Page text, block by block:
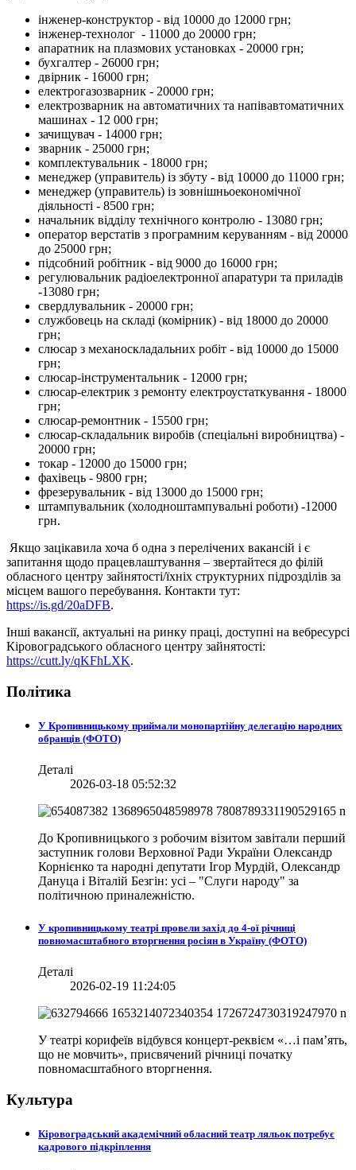
інженер-конструктор - від 10000 до 12000 грн;
інженер-технолог - 11000 до 20000 грн;
апаратник на плазмових установках - 20000 грн;
бухгалтер - 26000 грн;
двірник - 16000 грн;
електрогазозварник - 20000 грн;
електрозварник на автоматичних та напівавтоматичних
машинах - 12 000 грн;
зачищувач - 14000 грн;
зварник - 25000 грн;
комплектувальник - 18000 грн;
менеджер (управитель) із збуту - від 10000 до 11000 грн;
менеджер (управитель) із зовнішньоекономічної
діяльності - 8500 грн;
начальник відділу технічного контролю - 13080 грн;
оператор верстатів з програмним керуванням - від 20000
до 25000 грн;
підсобний робітник - від 9000 до 16000 грн;
регулювальник радіоелектронної апаратури та приладів
-13080 грн;
свердлувальник - 20000 грн;
службовець на складі (комірник) - від 18000 до 20000
грн;
слюсар з механоскладальних робіт - від 10000 до 15000
грн;
слюсар-інструментальник - 12000 грн;
слюсар-електрик з ремонту електроустаткування - 18000
грн;
слюсар-ремонтник - 15500 грн;
слюсар-складальник виробів (спеціальні виробництва) -
20000 грн;
токар - 12000 до 15000 грн;
фахівець - 9800 грн;
фрезерувальник - від 13000 до 15000 грн;
штампувальник (холодноштампувальні роботи) -12000
грн.
Якщо зацікавила хоча б одна з перелічених вакансій і є
запитання щодо працевлаштування – звертайтеся до філій
обласного центру зайнятості/їхніх структурних підрозділів за
місцем вашого перебування. Контакти тут:
https://is.gd/20aDFB.
Інші вакансії, актуальні на ринку праці, доступні на вебресурсі
Кіровоградського обласного центру зайнятості:
https://cutt.ly/qKFhLXK.
Політика
У Кропивницькому приймали монопартійну делегацію народних
обранців (ФОТО)
Деталі
2026-03-18 05:52:32
До Кропивницького з робочим візитом завітали перший
заступник голови Верховної Ради України Олександр
Корнієнко та народні депутати Ігор Мурдій, Олександр
Дануца і Віталій Безгін: усі – "Слуги народу" за
політичною приналежністю.
У кропивницькому театрі провели захід до 4-ої річниці
повномасштабного вторгнення росіян в Україну (ФОТО)
Деталі
2026-02-19 11:24:05
У театрі корифеїв відбувся концерт-реквієм «…і пам’ять,
що не мовчить», присвячений річниці початку
повномасштабного вторгнення.
Культура
Кіровоградський академічний обласний театр ляльок потребує
кадрового підкріплення